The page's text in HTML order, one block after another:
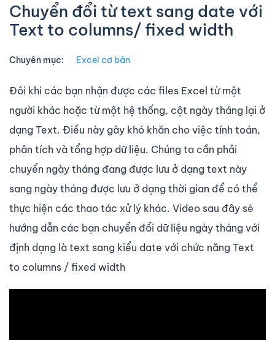
Chuyển đổi từ text sang date với
Text to columns/ fixed width
Chuyên mục: Excel cơ bản
Đôi khi các bạn nhận được các files Excel từ một
người khác hoặc từ một hệ thống, cột ngày tháng lại ở
dạng Text. Điều này gây khó khăn cho việc tính toán,
phân tích và tổng hợp dữ liệu. Chúng ta cần phải
chuyển ngày tháng đang được lưu ở dạng text này
sang ngày tháng được lưu ở dạng thời gian để có thể
thực hiện các thao tác xử lý khác. Video sau đây sẽ
hướng dẫn các bạn chuyển đổi dữ liệu ngày tháng với
định dạng là text sang kiểu date với chức năng Text
to columns / fixed width